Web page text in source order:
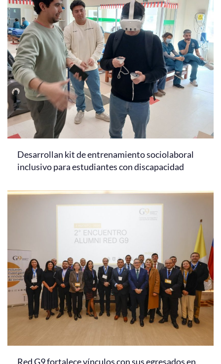
Desarrollan kit de entrenamiento sociolaboral
inclusivo para estudiantes con discapacidad
Red G9 fortalece vínculos con sus egresados en